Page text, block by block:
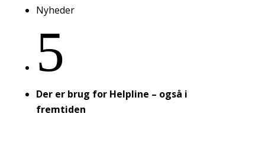
Nyheder
5
Der er brug for Helpline – også i
fremtiden